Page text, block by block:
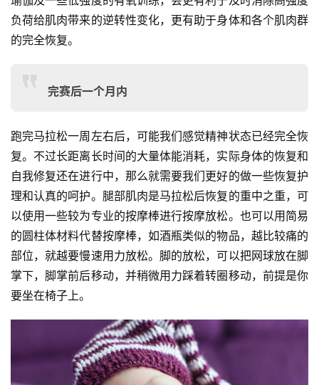
负荷给肌肉带来的逆转性变化，更有助于身体和各个肌肉群
的完全恢复。
完赛后一个月内
跑完马拉松一周左右后，可能我们感觉精神状态已经完全恢
复。不过长距离长时间的大量体能消耗，实际身体的恢复和
自我修复还在进行中，那么就需要我们更好的做一些恢复护
理和认真的呵护。腿部肌肉是马拉松后恢复的重中之重，可
以使用一些较为专业的按摩棒进行按摩放松。也可以用简易
的圆柱体材料代替按摩棒，如酒瓶类似的物品，越比较痛的
部位，就越要慢速用力放松。脚的放松，可以把网球放在脚
掌下，脚掌前后移动，并稍微用力踩着转圈移动，前提是你
要坐在椅子上。